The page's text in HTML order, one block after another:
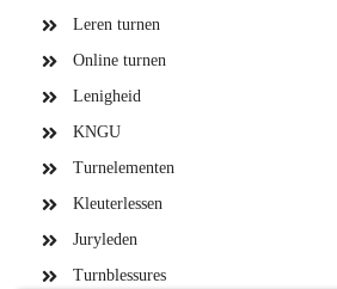
Leren turnen
Online turnen
Lenigheid
KNGU
Turnelementen
Kleuterlessen
Juryleden
Turnblessures